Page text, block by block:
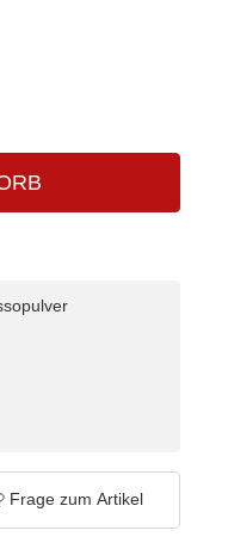
Frage zum Artikel